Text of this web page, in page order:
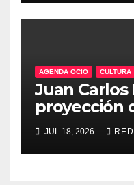
AGENDA OCIO CULTURA
Juan Carlos
proyección
novilleros
Solana»
JUL 18, 2026